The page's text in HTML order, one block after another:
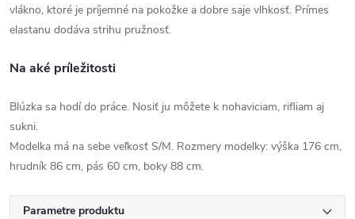
vlákno, ktoré je príjemné na pokožke a dobre saje vlhkosť. Prímes
elastanu dodáva strihu pružnosť.
Na aké príležitosti
Blúzka sa hodí do práce. Nosiť ju môžete k nohaviciam, rifliam aj
sukni.
Modelka má na sebe veľkosť S/M. Rozmery modelky: výška 176 cm,
hrudník 86 cm, pás 60 cm, boky 88 cm.
Parametre produktu